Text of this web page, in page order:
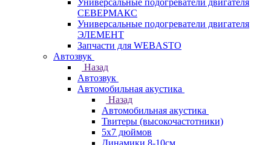
Универсальные подогреватели двигателя
СЕВЕРМАКС
Универсальные подогреватели двигателя
ЭЛЕМЕНТ
Запчасти для WEBASTO
Автозвук
Назад
Автозвук
Автомобильная акустика
Назад
Автомобильная акустика
Твитеры (высокочастотники)
5x7 дюймов
Динамики 8-10см